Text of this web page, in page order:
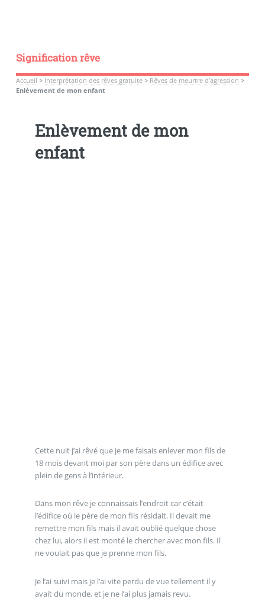
Signification rêve
Accueil > Interprétation des rêves gratuite> Rêves de meurtre d’agression >
Enlèvement de mon enfant
Enlèvement de mon
enfant
Cette nuit j’ai rêvé que je me faisais enlever mon fils de
18 mois devant moi par son père dans un édifice avec
plein de gens à l’intérieur.
Dans mon rêve je connaissais l’endroit car c’était
l’édifice où le père de mon fils résidait. Il devait me
remettre mon fils mais il avait oublié quelque chose
chez lui, alors il est monté le chercher avec mon fils. Il
ne voulait pas que je prenne mon fils.
Je l’ai suivi mais je l’ai vite perdu de vue tellement il y
avait du monde, et je ne l’ai plus jamais revu.